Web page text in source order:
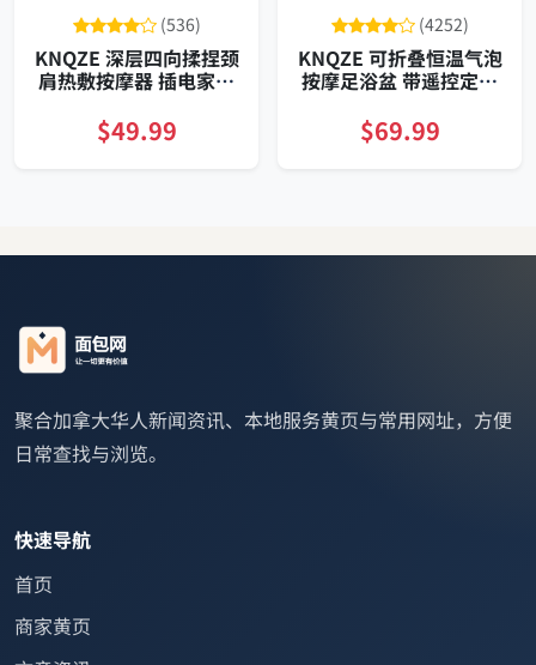
(536)
KNQZE 深层四向揉捏颈
肩热敷按摩器 插电家用
$49.99
(4252)
KNQZE 可折叠恒温气泡
按摩足浴盆 带遥控定时
$69.99
聚合加拿大华人新闻资讯、本地服务黄页与常用网址，方便
日常查找与浏览。
快速导航
首页
商家黄页